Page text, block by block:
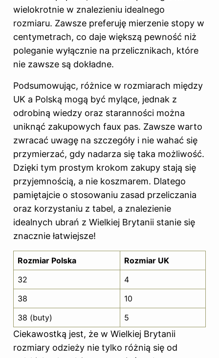
wielokrotnie w znalezieniu idealnego
rozmiaru. Zawsze preferuję mierzenie stopy w
centymetrach, co daje większą pewność niż
poleganie wyłącznie na przelicznikach, które
nie zawsze są dokładne.
Podsumowując, różnice w rozmiarach między
UK a Polską mogą być mylące, jednak z
odrobiną wiedzy oraz staranności można
uniknąć zakupowych faux pas. Zawsze warto
zwracać uwagę na szczegóły i nie wahać się
przymierzać, gdy nadarza się taka możliwość.
Dzięki tym prostym krokom zakupy stają się
przyjemnością, a nie koszmarem. Dlatego
pamiętajcie o stosowaniu zasad przeliczania
oraz korzystaniu z tabel, a znalezienie
idealnych ubrań z Wielkiej Brytanii stanie się
znacznie łatwiejsze!
Rozmiar Polska
Rozmiar UK
32
4
38
10
38 (buty)
5
Ciekawostką jest, że w Wielkiej Brytanii
rozmiary odzieży nie tylko różnią się od